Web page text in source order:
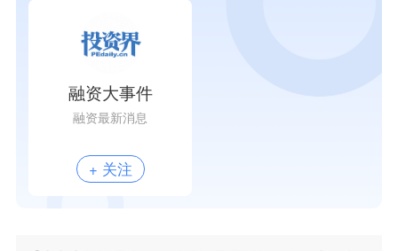
融资大事件
融资最新消息
+ 关注